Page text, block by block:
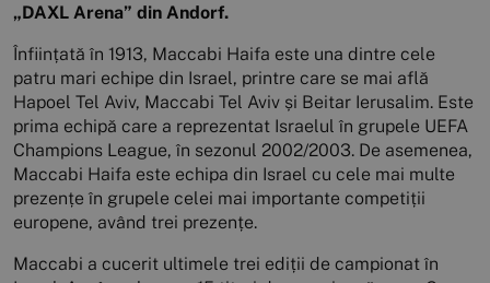
„DAXL Arena” din Andorf.
Înființată în 1913, Maccabi Haifa este una dintre cele
patru mari echipe din Israel, printre care se mai află
Hapoel Tel Aviv, Maccabi Tel Aviv și Beitar Ierusalim. Este
prima echipă care a reprezentat Israelul în grupele UEFA
Champions League, în sezonul 2002/2003. De asemenea,
Maccabi Haifa este echipa din Israel cu cele mai multe
prezențe în grupele celei mai importante competiții
europene, având trei prezențe.
Maccabi a cucerit ultimele trei ediții de campionat în